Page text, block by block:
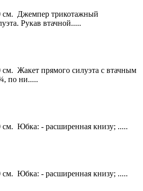
см. Джемпер трикотажный
Рукав втачной.....
см. Жакет прямого силуэта с втачным
по ни.....
см. Юбка: - расширенная книзу; .....
см. Юбка: - расширенная книзу; .....